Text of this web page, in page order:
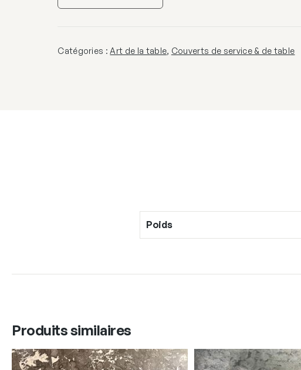
service
Catégories : Art de la table, Couverts de service & de table
Poids
Produits similaires